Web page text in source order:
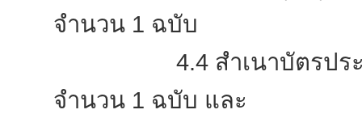
จำนวน 1 ฉบับ
4.4 สำเนาบัตรประชาช
จำนวน 1 ฉบับ และ